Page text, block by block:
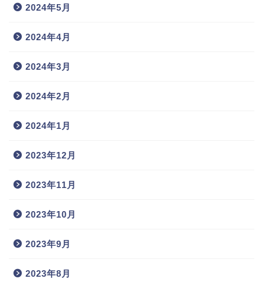
2024年5月
2024年4月
2024年3月
2024年2月
2024年1月
2023年12月
2023年11月
2023年10月
2023年9月
2023年8月